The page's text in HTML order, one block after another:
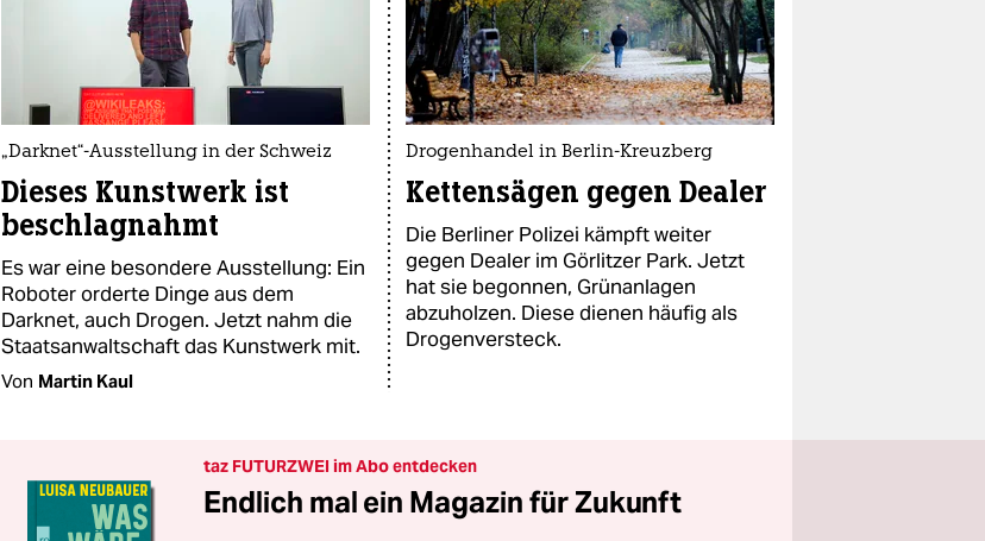
„Darknet“-Ausstellung in der Schweiz
Dieses Kunstwerk ist
beschlagnahmt
Es war eine besondere Ausstellung: Ein
Roboter orderte Dinge aus dem
Darknet, auch Drogen. Jetzt nahm die
Staatsanwaltschaft das Kunstwerk mit.
Von Martin Kaul
Drogenhandel in Berlin-Kreuzberg
Kettensägen gegen Dealer
Die Berliner Polizei kämpft weiter
gegen Dealer im Görlitzer Park. Jetzt
hat sie begonnen, Grünanlagen
abzuholzen. Diese dienen häufig als
Drogenversteck.
taz FUTURZWEI im Abo entdecken
Endlich mal ein Magazin für Zukunft